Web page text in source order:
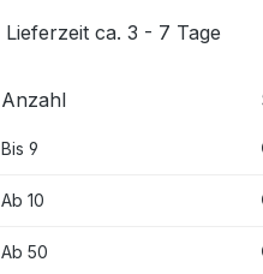
Lieferzeit ca. 3 - 7 Tage
Anzahl
Bis 9
Ab 10
Ab 50